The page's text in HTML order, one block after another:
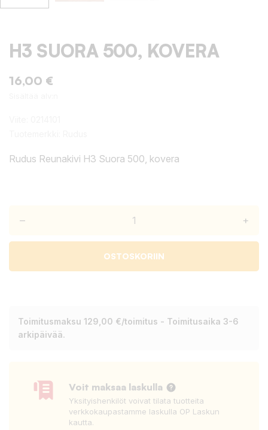
H3 SUORA 500, KOVERA
16,00 €
Rudus Reunakivi H3 Suora 500, kovera
– +
OSTOSKORIIN
Toimitusmaksu 129,00 €/toimitus - Toimitusaika 3-6
arkipäivää.
Voit maksaa laskulla
Yksityishenkilöt voivat tilata tuotteita
verkkokaupastamme laskulla OP Laskun
kautta.